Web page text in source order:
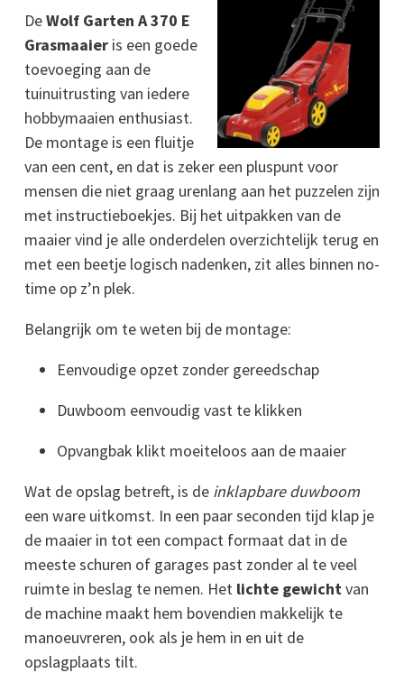
DeWolf Garten A 370 E
Grasmaaier is een goede
toevoeging aan de
tuinuitrusting van iedere
hobbymaaien enthusiast.
De montage is een fluitje
van een cent, en dat is zeker een pluspunt voor
mensen die niet graag urenlang aan het puzzelen zijn
met instructieboekjes. Bij het uitpakken van de
maaier vind je alle onderdelen overzichtelijk terug en
met een beetje logisch nadenken, zit alles binnen no-
time op z’n plek.
Belangrijk om te weten bij de montage:
Eenvoudige opzet zonder gereedschap
Duwboom eenvoudig vast te klikken
Opvangbak klikt moeiteloos aan de maaier
Wat de opslag betreft, is de inklapbare duwboom
een ware uitkomst. In een paar seconden tijd klap je
de maaier in tot een compact formaat dat in de
meeste schuren of garages past zonder al te veel
ruimte in beslag te nemen. Het lichte gewicht van
de machine maakt hem bovendien makkelijk te
manoeuvreren, ook als je hem in en uit de
opslagplaats tilt.